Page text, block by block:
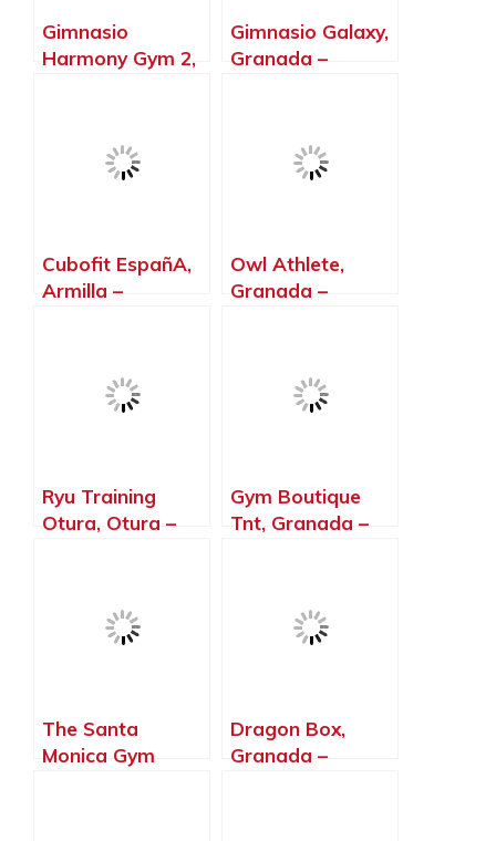
Gimnasio
Harmony Gym 2,
Gimnasio Galaxy,
Granada –
Cubofit EspañA,
Armilla –
Owl Athlete,
Granada –
Ryu Training
Otura, Otura –
Gym Boutique
Tnt, Granada –
The Santa
Monica Gym
Dragon Box,
Granada –